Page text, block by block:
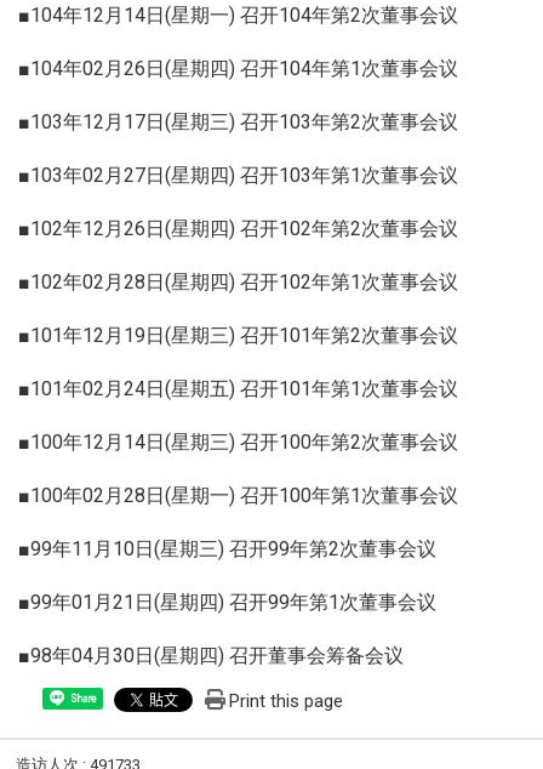
■104年12月14日(星期一) 召开104年第2次董事会议
■104年02月26日(星期四) 召开104年第1次董事会议
■103年12月17日(星期三) 召开103年第2次董事会议
■103年02月27日(星期四) 召开103年第1次董事会议
■102年12月26日(星期四) 召开102年第2次董事会议
■102年02月28日(星期四) 召开102年第1次董事会议
■101年12月19日(星期三) 召开101年第2次董事会议
■101年02月24日(星期五) 召开101年第1次董事会议
■100年12月14日(星期三) 召开100年第2次董事会议
■100年02月28日(星期一) 召开100年第1次董事会议
■99年11月10日(星期三) 召开99年第2次董事会议
■99年01月21日(星期四) 召开99年第1次董事会议
■98年04月30日(星期四) 召开董事会筹备会议
Share Print this page
造访人次 : 491733